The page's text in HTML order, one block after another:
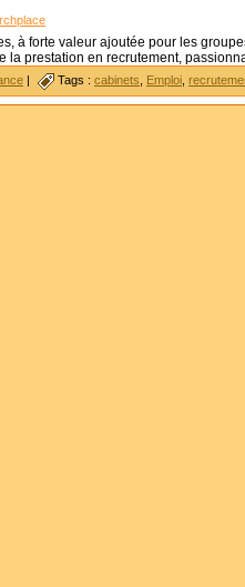
à forte valeur ajoutée pour les
la prestation en recrutement,
| Tags : cabinets Emploi